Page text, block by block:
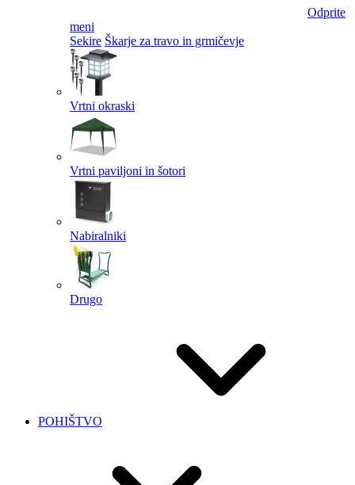
Odprite
meni
Sekire Škarje za travo in grmičevje
Vrtni okraski
Vrtni paviljoni in šotori
Nabiralniki
Drugo
POHIŠTVO